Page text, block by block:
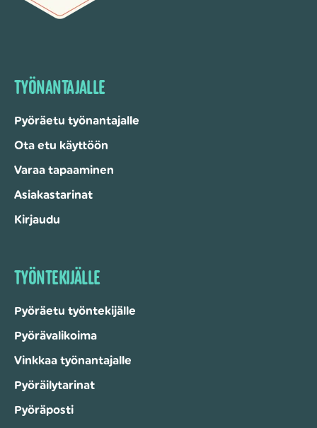
TYÖNANTAJALLE
Pyöräetu työnantajalle
Ota etu käyttöön
Varaa tapaaminen
Asiakastarinat
Kirjaudu
TYÖNTEKIJÄLLE
Pyöräetu työntekijälle
Pyörävalikoima
Vinkkaa työnantajalle
Pyöräilytarinat
Pyöräposti